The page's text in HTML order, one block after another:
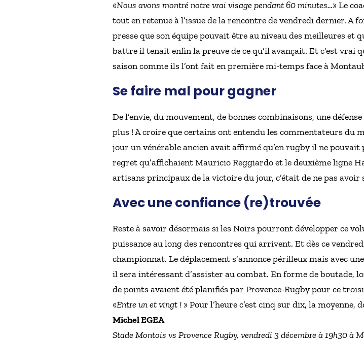
«Nous avons montré notre vrai visage pendant 60 minutes…» Le
tout en retenue à l’issue de la rencontre de vendredi dernier. A
presse que son équipe pouvait être au niveau des meilleures
battre il tenait enfin la preuve de ce qu’il avançait. Et c’est vrai
saison comme ils l’ont fait en première mi-temps face à
Se faire mal pour gagner
De l’envie, du mouvement, de bonnes combinaisons, une
plus ! A croire que certains ont entendu les commentateurs du
jour un vénérable ancien avait affirmé qu’en rugby il ne
regret qu’affichaient Mauricio Reggiardo et le deuxième ligne
artisans principaux de la victoire du jour, c’était de ne pas
Avec une confiance (re)trouvée
Reste à savoir désormais si les Noirs pourront développer ce
puissance au long des rencontres qui arrivent. Et dès ce
championnat. Le déplacement s’annonce périlleux mais avec
il sera intéressant d’assister au combat. En forme de boutade,
de points avaient été planifiés par Provence-Rugby pour ce
«Entre un et vingt ! » Pour l’heure c’est cinq sur dix, la moyenne,
Michel EGEA
Stade Montois vs Provence Rugby, vendredi 3 décembre à 19h30 à